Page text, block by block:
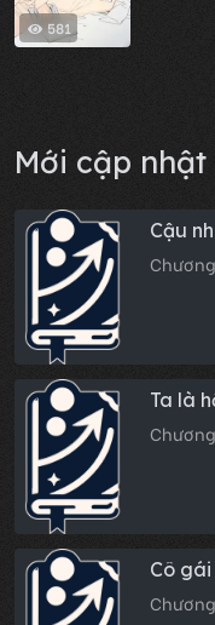
581
Mới cập nhật
Cậu
Ta là
Cô